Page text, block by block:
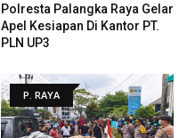
Polresta Palangka Raya Gelar
Apel Kesiapan Di Kantor PT.
PLN UP3
P. RAYA